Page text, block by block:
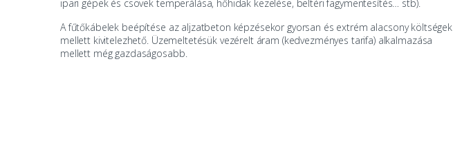
ipari gépek és csövek temperálása, hőhidak kezelése, beltéri fagymentesítés… stb).
Afűtőkábelek beépítése az aljzatbeton képzésekor gyorsan és extrém alacsony költségek
mellett kivitelezhető. Üzemeltetésük vezérelt áram (kedvezményes tarifa) alkalmazása
mellett még gazdaságosabb.